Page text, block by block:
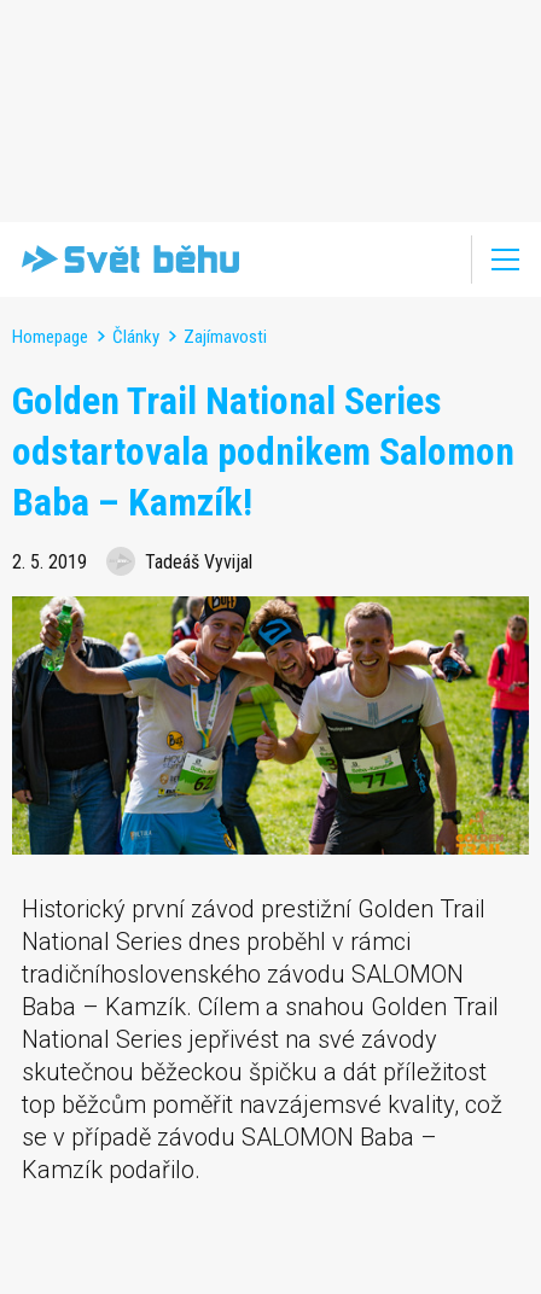
Homepage Články Zajímavosti
Golden Trail National Series
odstartovala podnikem Salomon
Baba – Kamzík!
2. 5. 2019 Tadeáš Vyvijal
Historický první závod prestižní Golden Trail
National Series dnes proběhl v rámci
tradičníhoslovenského závodu SALOMON
Baba – Kamzík. Cílem a snahou Golden Trail
National Series jepřivést na své závody
skutečnou běžeckou špičku a dát příležitost
top běžcům poměřit navzájemsvé kvality, což
se v případě závodu SALOMON Baba –
Kamzík podařilo.